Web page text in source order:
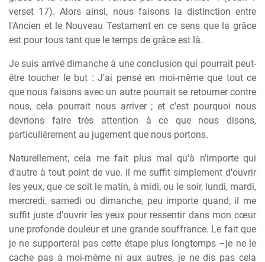
verset 17). Alors ainsi, nous faisons la distinction entre
l'Ancien et le Nouveau Testament en ce sens que la grâce
est pour tous tant que le temps de grâce est là.
Je suis arrivé dimanche à une conclusion qui pourrait peut-
être toucher le but : J'ai pensé en moi-même que tout ce
que nous faisons avec un autre pourrait se retourner contre
nous, cela pourrait nous arriver ; et c'est pourquoi nous
devrions faire très attention à ce que nous disons,
particulièrement au jugement que nous portons.
Naturellement, cela me fait plus mal qu'à n'importe qui
d'autre à tout point de vue. Il me suffit simplement d'ouvrir
les yeux, que ce soit le matin, à midi, ou le soir, lundi, mardi,
mercredi, samedi ou dimanche, peu importe quand, il me
suffit juste d'ouvrir les yeux pour ressentir dans mon cœur
une profonde douleur et une grande souffrance. Le fait que
je ne supporterai pas cette étape plus longtemps –je ne le
cache pas à moi-même ni aux autres, je ne dis pas cela